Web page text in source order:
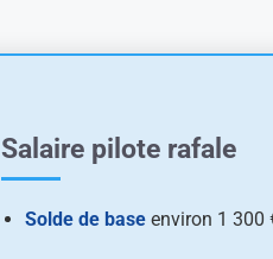
Salaire pilote rafale
Solde de base environ 1 300